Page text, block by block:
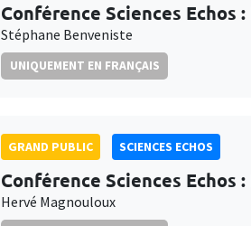
Conférence Sciences
Stéphane Benveniste
UNIQUEMENT EN FRANÇAIS
GRAND PUBLIC SCIENCES ECHOS
Conférence Sciences Echos
Hervé Magnouloux